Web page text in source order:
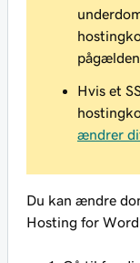
Hvis et
ændrer
Du kan ændre
Hosting for